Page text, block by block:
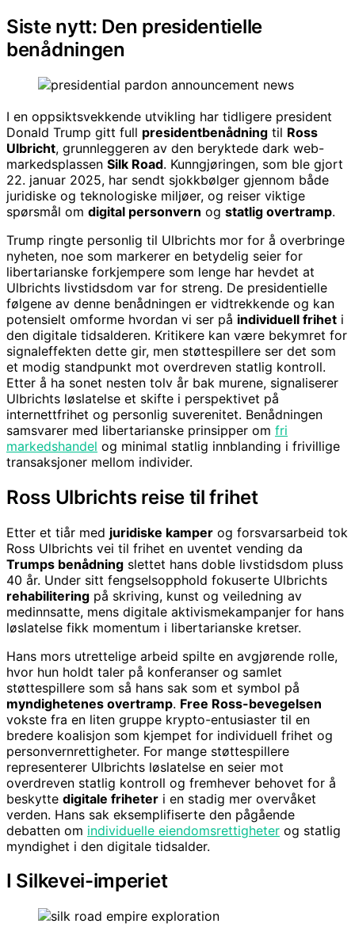
Siste nytt: Den presidentielle
benådningen
I en oppsiktsvekkende utvikling har tidligere president
Donald Trump gitt full presidentbenådning til Ross
Ulbricht, grunnleggeren av den beryktede dark web-
markedsplassen Silk Road. Kunngjøringen, som ble gjort
22. januar 2025, har sendt sjokkbølger gjennom både
juridiske og teknologiske miljøer, og reiser viktige
spørsmål om digital personvern og statlig overtramp.
Trump ringte personlig til Ulbrichts mor for å overbringe
nyheten, noe som markerer en betydelig seier for
libertarianske forkjempere som lenge har hevdet at
Ulbrichts livstidsdom var for streng. De presidentielle
følgene av denne benådningen er vidtrekkende og kan
potensielt omforme hvordan vi ser på individuell frihet i
den digitale tidsalderen. Kritikere kan være bekymret for
signaleffekten dette gir, men støttespillere ser det som
et modig standpunkt mot overdreven statlig kontroll.
Etter å ha sonet nesten tolv år bak murene, signaliserer
Ulbrichts løslatelse et skifte i perspektivet på
internettfrihet og personlig suverenitet. Benådningen
samsvarer med libertarianske prinsipper om fri
markedshandel og minimal statlig innblanding i frivillige
transaksjoner mellom individer.
Ross Ulbrichts reise til frihet
Etter et tiår med juridiske kamper og forsvarsarbeid tok
Ross Ulbrichts vei til frihet en uventet vending da
Trumps benådning slettet hans doble livstidsdom pluss
40 år. Under sitt fengselsopphold fokuserte Ulbrichts
rehabilitering på skriving, kunst og veiledning av
medinnsatte, mens digitale aktivismekampanjer for hans
løslatelse fikk momentum i libertarianske kretser.
Hans mors utrettelige arbeid spilte en avgjørende rolle,
hvor hun holdt taler på konferanser og samlet
støttespillere som så hans sak som et symbol på
myndighetenes overtramp. Free Ross-bevegelsen
vokste fra en liten gruppe krypto-entusiaster til en
bredere koalisjon som kjempet for individuell frihet og
personvernrettigheter. For mange støttespillere
representerer Ulbrichts løslatelse en seier mot
overdreven statlig kontroll og fremhever behovet for å
beskytte digitale friheter i en stadig mer overvåket
verden. Hans sak eksemplifiserte den pågående
debatten om individuelle eiendomsrettigheter og statlig
myndighet i den digitale tidsalder.
I Silkevei-imperiet